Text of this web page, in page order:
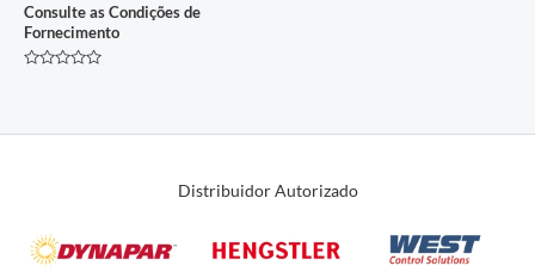
Consulte as Condições de
Fornecimento
Distribuidor Autorizado